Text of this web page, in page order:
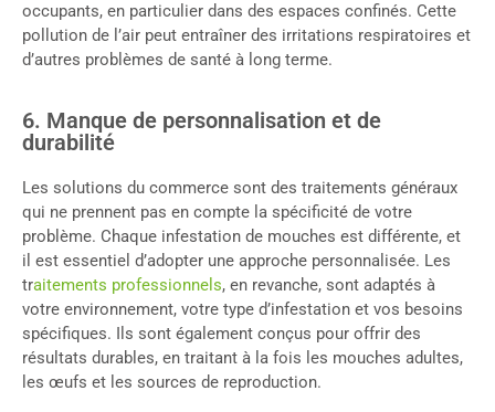
occupants, en particulier dans des espaces confinés. Cette
pollution de l’air peut entraîner des irritations respiratoires et
d’autres problèmes de santé à long terme.
6. Manque de personnalisation et de
durabilité
Les solutions du commerce sont des traitements généraux
qui ne prennent pas en compte la spécificité de votre
problème. Chaque infestation de mouches est différente, et
il est essentiel d’adopter une approche personnalisée. Les
traitements professionnels, en revanche, sont adaptés à
votre environnement, votre type d’infestation et vos besoins
spécifiques. Ils sont également conçus pour offrir des
résultats durables, en traitant à la fois les mouches adultes,
les œufs et les sources de reproduction.